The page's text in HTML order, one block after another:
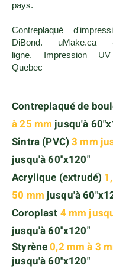
pays.
Contreplaqué
DiBond.
ligne. Impression
Quebec
Contreplaqué de
à 25 mm jusqu'à
Sintra (PVC) 3 mm
jusqu'à 60"x120"
Acrylique (extrudé)
50 mmjusqu'à
Coroplast 4 mm
jusqu'à 60"x120"
Styrène0,2 mm à 3
jusqu'à 60"x120"